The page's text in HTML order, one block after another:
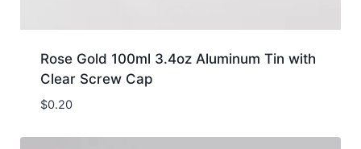
Rose Gold 100ml 3.4oz Aluminum Tin with
Clear Screw Cap
$0.20